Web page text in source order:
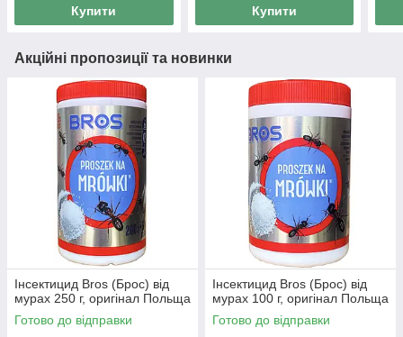
Купити Купити
Акційні пропозиції та новинки
Інсектицид Bros (Брос) від
мурах 250 г, оригінал Польща
Готово до відправки
Інсектицид Bros (Брос) від
мурах 100 г, оригінал Польща
Готово до відправки